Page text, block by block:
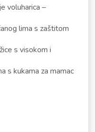
voluharica –
lima s zaštitom
s visokom i
s kukama za mamac